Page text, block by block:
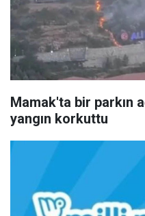
Mamak'ta bir parkın
yangın korkuttu